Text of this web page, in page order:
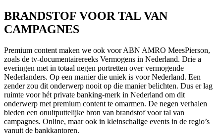
BRANDSTOF VOOR TAL VAN
CAMPAGNES
Premium content maken we ook voor ABN AMRO MeesPierson,
zoals de tv-documentairereeks Vermogens in Nederland. Drie a
everingen met in totaal negen portretten over vermogende
Nederlanders. Op een manier die uniek is voor Nederland. Een
zender zou dit onderwerp nooit op die manier belichten. Dus er lag
ruimte voor hét private banking-merk in Nederland om dit
onderwerp met premium content te omarmen. De negen verhalen
bieden een onuitputtelijke bron van brandstof voor tal van
campagnes. Online, maar ook in kleinschalige events in de regio’s
vanuit de bankkantoren.